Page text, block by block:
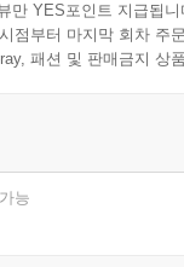
만 YES포인트 지급됩니
점부터 마지막 회차 주
패션 및 판매금지 상
능